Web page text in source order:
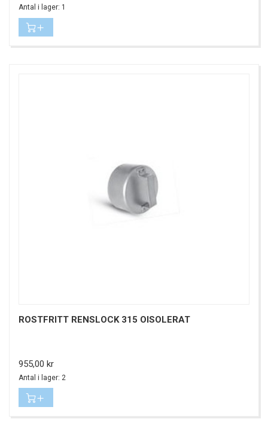
Antal i lager: 1
ROSTFRITT RENSLOCK 315 OISOLERAT
Pris
955,00 kr
Antal i lager: 2